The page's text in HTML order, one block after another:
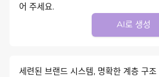
어 주세요.
AI로 생성
세련된 브랜드 시스템, 명확한 계층 구